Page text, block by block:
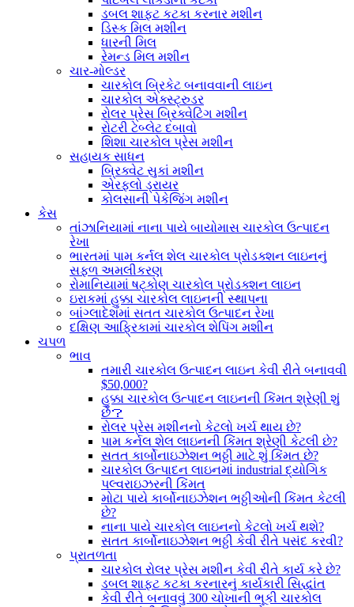
ડબલ શાફ્ટ કટકા કરનાર મશીન
ડિસ્ક મિલ મશીન
ધારની મિલ
રેમન્ડ મિલ મશીન
ચાર-મોલ્ડર
ચારકોલ બ્રિકેટ બનાવવાની લાઇન
ચારકોલ એક્સ્ટ્રુડર
રોલર પ્રેસ બ્રિક્વેટિંગ મશીન
રોટરી ટેબ્લેટ દબાવો
શિશા ચારકોલ પ્રેસ મશીન
સહાયક સાધન
બ્રિક્વેટ સુકાં મશીન
એરફ્લો ડ્રાયર
કોલસાની પેકેજિંગ મશીન
કેસ
તાંઝાનિયામાં નાના પાયે બાયોમાસ ચારકોલ ઉત્પાદન
રેખા
ભારતમાં પામ કર્નલ શેલ ચારકોલ પ્રોડક્શન લાઇનનું
સફળ અમલીકરણ
રોમાનિયામાં ષટ્કોણ ચારકોલ પ્રોડક્શન લાઇન
ઇરાકમાં હુક્કા ચારકોલ લાઇનની સ્થાપના
બાંગ્લાદેશમાં સતત ચારકોલ ઉત્પાદન રેખા
દક્ષિણ આફ્રિકામાં ચારકોલ શેપિંગ મશીન
ચપળ
ભાવ
તમારી ચારકોલ ઉત્પાદન લાઇન કેવી રીતે બનાવવી
$50,000?
હુક્કા ચારકોલ ઉત્પાદન લાઇનની કિંમત શ્રેણી શું
છે？
રોલર પ્રેસ મશીનનો કેટલો ખર્ચ થાય છે?
પામ કર્નલ શેલ લાઇનની કિંમત શ્રેણી કેટલી છે?
સતત કાર્બોનાઇઝેશન ભઠ્ઠી માટે શું કિંમત છે?
ચારકોલ ઉત્પાદન લાઇનમાં industrial દ્યોગિક
પલ્વરાઇઝરની કિંમત
મોટા પાયે કાર્બોનાઇઝેશન ભઠ્ઠીઓની કિંમત કેટલી
છે?
નાના પાયે ચારકોલ લાઇનનો કેટલો ખર્ચ થશે?
સતત કાર્બોનાઇઝેશન ભઠ્ઠી કેવી રીતે પસંદ કરવી?
પ્રાતળતા
ચારકોલ રોલર પ્રેસ મશીન કેવી રીતે કાર્ય કરે છે?
ડબલ શાફ્ટ કટકા કરનારનું કાર્યકારી સિદ્ધાંત
કેવી રીતે બનાવવું 300 ચોખાની ભૂકી ચારકોલ